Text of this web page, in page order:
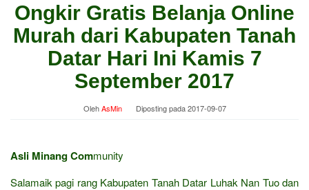
Ongkir Gratis Belanja Online
Murah dari Kabupaten Tanah
Datar Hari Ini Kamis 7
September 2017
OlehAsMin Diposting pada2017-09-07
Asli Minang Community
Salamaik pagi rang Kabupaten Tanah Datar Luhak Nan Tuo dan